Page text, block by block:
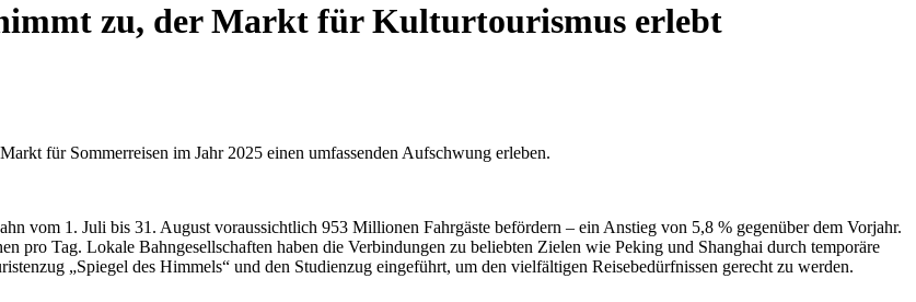
zu, der Markt für Kulturtourismus erlebt
für Sommerreisen im Jahr 2025 einen umfassenden Aufschwung erleben.
vom 1. Juli bis 31. August voraussichtlich 953 Millionen Fahrgäste befördern – ein Anstieg von 5,8 % gegenüber dem Vorjahr.
pro Tag. Lokale Bahngesellschaften haben die Verbindungen zu beliebten Zielen wie Peking und Shanghai durch temporäre
„Spiegel des Himmels“ und den Studienzug eingeführt, um den vielfältigen Reisebedürfnissen gerecht zu werden.